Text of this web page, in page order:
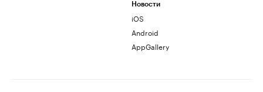
Новости
iOS
Android
AppGallery